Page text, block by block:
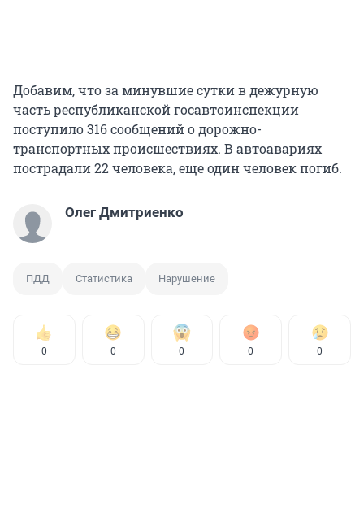
Добавим, что за минувшие сутки в дежурную
часть республиканской госавтоинспекции
поступило 316 сообщений о дорожно-
транспортных происшествиях. В автоавариях
пострадали 22 человека, еще один человек погиб.
Олег Дмитриенко
ПДД Статистика Нарушение
0 0 0 0 0